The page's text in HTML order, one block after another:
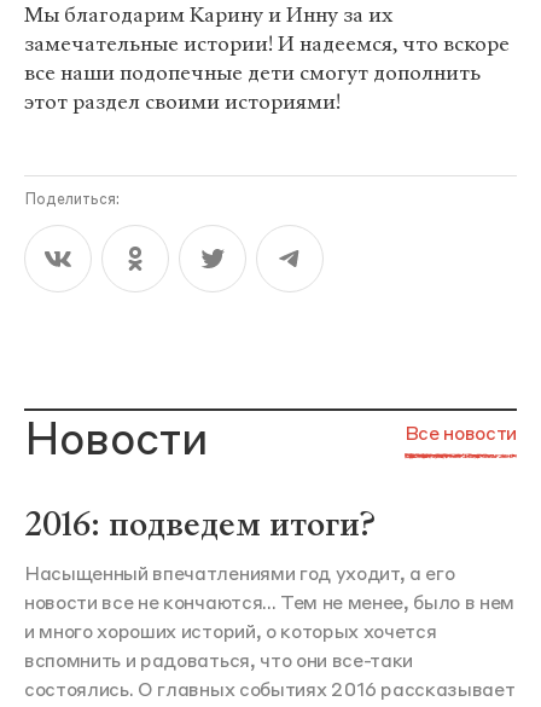
Мы благодарим Карину и Инну за их
замечательные истории! И надеемся, что вскоре
все наши подопечные дети смогут дополнить
этот раздел своими историями!
Поделиться:
Новости Все новости
2016: подведем итоги?
Насыщенный впечатлениями год уходит, а его
новости все не кончаются... Тем не менее, было в нем
и много хороших историй, о которых хочется
вспомнить и радоваться, что они все-таки
состоялись. О главных событиях 2016 рассказывает